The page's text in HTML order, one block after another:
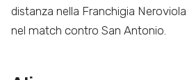
distanza nella Franchigia
nel match contro San Antonio.